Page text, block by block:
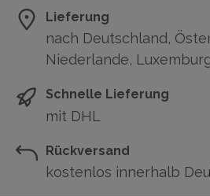
Lieferung
nach Deutschland,
Niederlande,
Schnelle Lieferung
mit DHL
Rückversand
kostenlos innerhalb